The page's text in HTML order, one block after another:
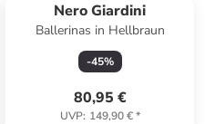
Nero Giardini
Ballerinas in Hellbraun
-45%
80,95 €
UVP: 149,90 €*